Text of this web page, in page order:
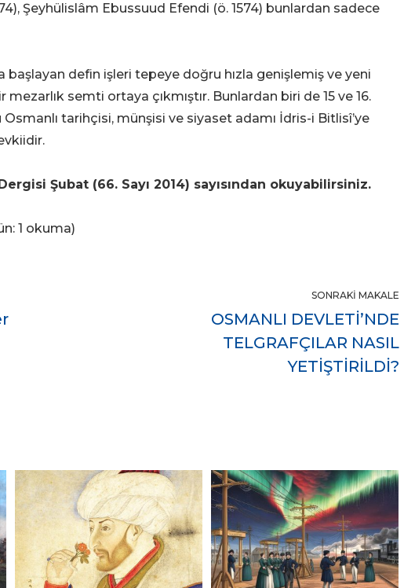
Şeyhülislâm Ebussuud Efendi (ö. 1574) bunlardan sadece
başlayan defin işleri tepeye doğru hızla genişlemiş ve yeni
semti ortaya çıkmıştır. Bunlardan biri de 15 ve 16.
Osmanlı tarihçisi, münşisi ve siyaset adamı İdris-i Bitlisî’ye
Şubat (66. Sayı 2014) sayısından okuyabilirsiniz.
1 okuma)
SONRAKI MAKALE
OSMANLI DEVLETİ’NDE
TELGRAFÇILAR NASIL
YETİŞTİRİLDİ?